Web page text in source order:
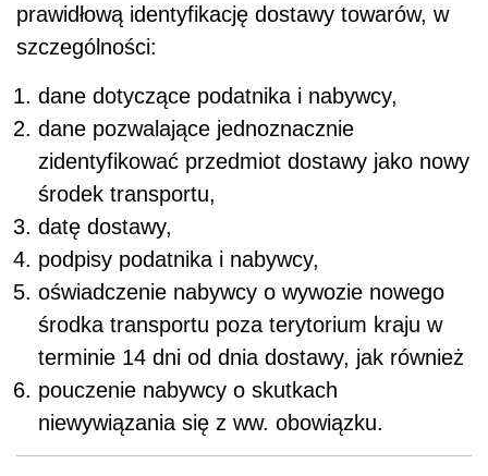
prawidłową identyfikację dostawy towarów, w
szczególności:
dane dotyczące podatnika i nabywcy,
dane pozwalające jednoznacznie
zidentyfikować przedmiot dostawy jako nowy
środek transportu,
datę dostawy,
podpisy podatnika i nabywcy,
oświadczenie nabywcy o wywozie nowego
środka transportu poza terytorium kraju w
terminie 14 dni od dnia dostawy, jak również
pouczenie nabywcy o skutkach
niewywiązania się z ww. obowiązku.